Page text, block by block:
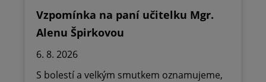
Vzpomínka na paní učitelku Mgr.
Alenu Špirkovou
6. 8. 2026
S bolestí a velkým smutkem oznamujeme,